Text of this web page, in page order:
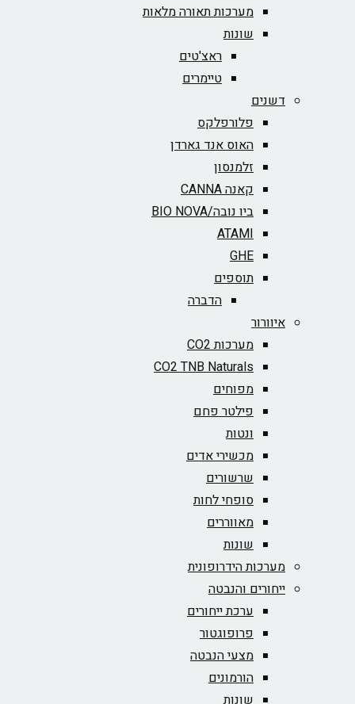
מערכות תאורה מלאות
שונות
ראצ'טים
טיימרים
דשנים
פלורפלקס
האוס אנד גארדן
זלמנסון
קאנה CANNA
ביו נובה/BIO NOVA‏
ATAMI
GHE
תוספים
הדברה
איוורור
מערכות CO2
CO2 TNB Naturals
מפוחים
פילטר פחם
ונטות
מכשירי אדים
שרשורים
סופחי לחות
מאווררים
שונות
מערכות הידרופונית
ייחורים והנבטה
ערכת ייחורים
פרופוגטור
מצעי הנבטה
הורמונים
שונות